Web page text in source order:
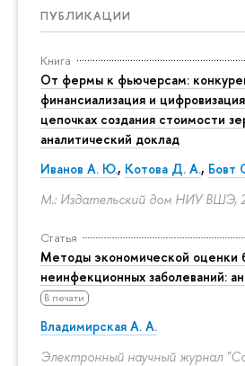
ПУБЛИКАЦИИ
Книга
От фермы к фьючерсам:
финансиализация и
цепочках создания стоимости
аналитический доклад
Иванов А. Ю., Котова Д. А., Бовт
М.: Издательский дом НИУ ВШЭ,
Статья
Методы экономической оценки
неинфекционных заболеваний:
В печати
Владимирская А. А.
Электронный научный журнал